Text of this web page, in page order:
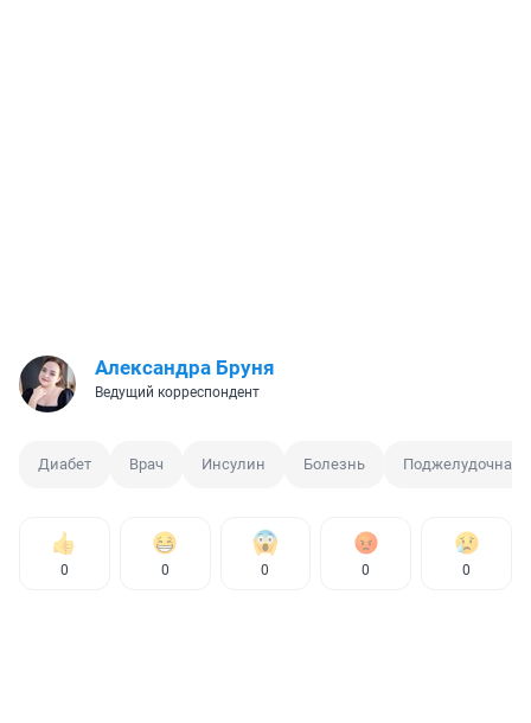
Александра Бруня
Ведущий корреспондент
Диабет Врач Инсулин Болезнь Поджелудочная
0 0 0 0 0